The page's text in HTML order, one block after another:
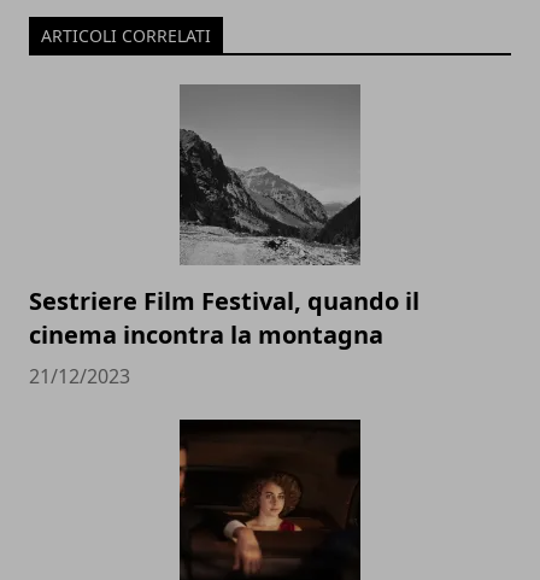
ARTICOLI CORRELATI
Sestriere Film Festival, quando il
cinema incontra la montagna
21/12/2023